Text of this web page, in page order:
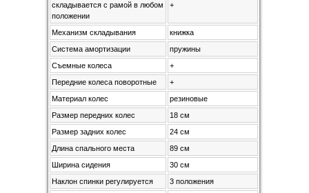
складывается с рамой в любом
положении
+
Механизм складывания
книжка
Система амортизации
пружины
Съемные колеса
+
Передние колеса поворотные
+
Материал колес
резиновые
Размер передних колес
18 см
Размер задних колес
24 см
Длина спального места
89 см
Ширина сидения
30 см
Наклон спинки регулируется
3 положения